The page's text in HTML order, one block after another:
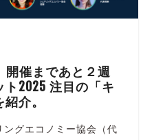
開催まであと２週
2025 注目の「キ
介。
グエコノミー協会（代